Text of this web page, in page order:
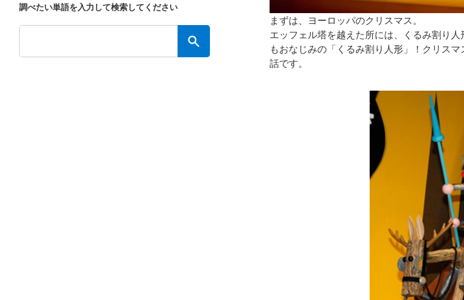
まずは、ヨーロッパのクリスマス。
エッフェル塔を越えた所には、くるみ割り
もおなじみの「くるみ割り人形」！クリス
話です。
調べたい単語を入力して検索してください